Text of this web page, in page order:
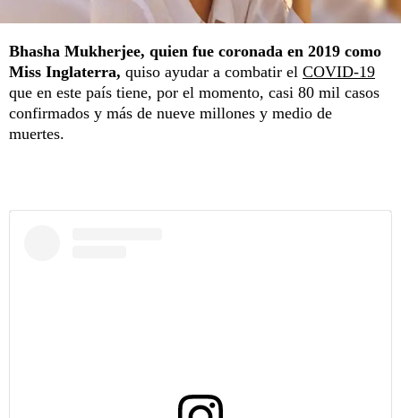
Bhasha Mukherjee, quien fue coronada en 2019 como
Miss Inglaterra, quiso ayudar a combatir el COVID-19
que en este país tiene, por el momento, casi 80 mil casos
confirmados y más de nueve millones y medio de
muertes.